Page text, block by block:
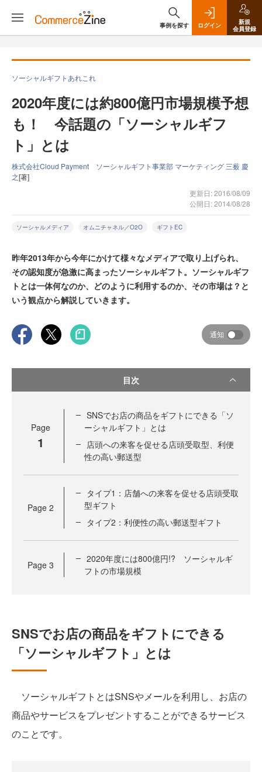
事例を探す ログイン
新規
会員登録
ソーシャルギフトあれこれ
2020年度には約800億円市場規模予想
も！ 今話題の「ソーシャルギフ
ト」とは
株式会社Cloud Payment ソーシャルギフト事業部 マーケティング 三薮 慶
之[著]
更新日: 2016/08/09
公開日: 2014/08/28
ソーシャルメディア オムニチャネル／O2O ギフトEC
昨年2013年から今年にかけて様々なメディアで取り上げられ、
その認知度が急激に高まったソーシャルギフト。ソーシャルギフ
トとは一体何なのか、どのように利用するのか、その市場は？と
いう観点から解説していきます。
通知
目次
Page
1
SNSでお店の商品をギフトにできる「ソ
ーシャルギフト」とは
店頭への来客を促せる店頭受取型、利便
性の高い郵送型
Page 2
タイプ1：店舗への来客を促せる店頭受取
型ギフト
タイプ2：利便性の高い郵送型ギフト
Page 3
2020年度には800億円!? ソーシャルギ
フトの市場規模
SNSでお店の商品をギフトにできる
「ソーシャルギフト」とは
ソーシャルギフトとはSNSやメールを利用し、お店の
商品やサービスをプレゼントすることができるサービス
のことです。